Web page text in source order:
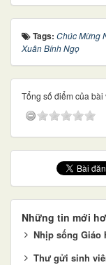
Tags: Chúc Mừng
Xuân Bính Ngọ
Tổng số điểm của
Những tin mới
Nhịp sống Giáo
Thư gửi sinh